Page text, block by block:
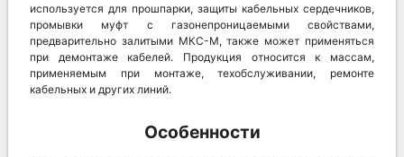
используется для прошпарки, защиты кабельных сердечников,
промывки муфт с газонепроницаемыми свойствами,
предварительно залитыми МКС-М, также может применяться
при демонтаже кабелей. Продукция относится к массам,
применяемым при монтаже, техобслуживании, ремонте
кабельных и других линий.
Особенности